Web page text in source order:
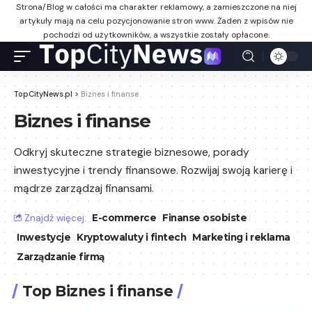
Strona/Blog w całości ma charakter reklamowy, a zamieszczone na niej
artykuły mają na celu pozycjonowanie stron www. Żaden z wpisów nie
pochodzi od użytkowników, a wszystkie zostały opłacone.
TopCityNews.pl > Biznes i finanse
Biznes i finanse
Odkryj skuteczne strategie biznesowe, porady
inwestycyjne i trendy finansowe. Rozwijaj swoją karierę i
mądrze zarządzaj finansami.
Znajdź więcej: E-commerce
Finanse osobiste
Inwestycje
Kryptowaluty i fintech
Marketing i reklama
Zarządzanie firmą
Top Biznes i finanse